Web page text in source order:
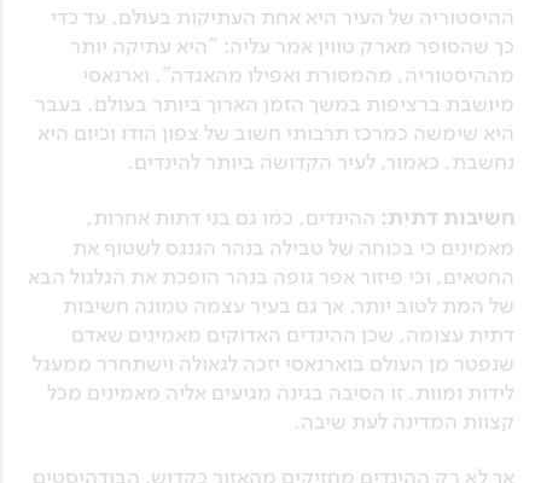
ההיסטוריה של העיר היא אחת העתיקות בעולם, עד כדי
כך שהסופר מארק טווין אמר עליה: "היא עתיקה יותר
מההיסטוריה, מהמסורת ואפילו מהאגדה". וארנאסי
מיושבת ברציפות במשך הזמן הארוך ביותר בעולם. בעבר
היא שימשה כמרכז תרבותי חשוב של צפון הודו וכיום היא
נחשבת, כאמור, לעיר הקדושה ביותר להינדים.
חשיבות דתית: ההינדים, כמו גם בני דתות אחרות,
מאמינים כי בכוחה של טבילה בנהר הגנגס לשטוף את
החטאים, וכי פיזור אפר גופה בנהר הופכת את הגלגול הבא
של המת לטוב יותר. אך גם בעיר עצמה טמונה חשיבות
דתית עצומה, שכן ההינדים האדוקים מאמינים שאדם
שנפטר מן העולם בוארנאסי יזכה לגאולה וישתחרר ממעגל
לידות ומוות. זו הסיבה בגינה מגיעים אליה מאמינים מכל
קצוות המדינה לעת שיבה.
אך לא רק ההינדים מחזיקים מהאזור כקדוש. הבודהיסטים